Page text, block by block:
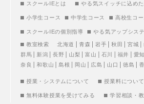
スクールIEとは やる気スイッチに込め
小学生コース 中学生コース 高校生コー
スクールIEの個別指導 やる気アップシス
教室検索 北海道 青森 岩手 秋田 宮城
群馬
新潟 長野 山梨 富山 石川 福井 愛
奈良
和歌山 島根 岡山 広島 山口 徳島
授業・システムについて 授業料について
無料体験授業を受けてみる 学習相談・